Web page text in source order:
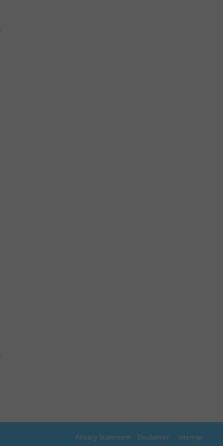
Privacy Statement Disclaimer Sitemap